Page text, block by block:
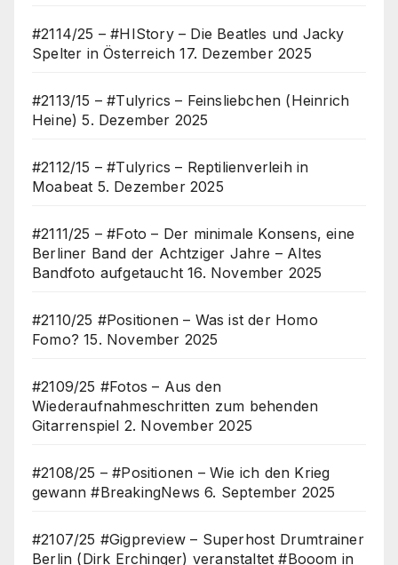
#2114/25 – #HIStory – Die Beatles und Jacky
Spelter in Österreich 17. Dezember 2025
#2113/15 – #Tulyrics – Feinsliebchen (Heinrich
Heine) 5. Dezember 2025
#2112/15 – #Tulyrics – Reptilienverleih in
Moabeat 5. Dezember 2025
#2111/25 – #Foto – Der minimale Konsens, eine
Berliner Band der Achtziger Jahre – Altes
Bandfoto aufgetaucht 16. November 2025
#2110/25 #Positionen – Was ist der Homo
Fomo? 15. November 2025
#2109/25 #Fotos – Aus den
Wiederaufnahmeschritten zum behenden
Gitarrenspiel 2. November 2025
#2108/25 – #Positionen – Wie ich den Krieg
gewann #BreakingNews 6. September 2025
#2107/25 #Gigpreview – Superhost Drumtrainer
Berlin (Dirk Erchinger) veranstaltet #Booom in